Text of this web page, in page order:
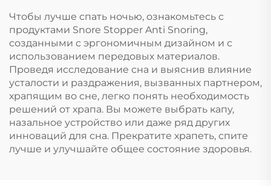
Чтобы лучше спать ночью, ознакомьтесь с
продуктами Snore Stopper Anti Snoring,
созданными с эргономичным дизайном и с
использованием передовых материалов.
Проведя исследование сна и выяснив влияние
усталости и раздражения, вызванных партнером,
храпящим во сне, легко понять необходимость
решений от храпа. Вы можете выбрать капу,
назальное устройство или даже ряд других
инноваций для сна. Прекратите храпеть, спите
лучше и улучшайте общее состояние здоровья.